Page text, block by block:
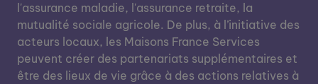
l'assurance maladie, l'assurance retraite, la
mutualité sociale agricole. De plus, à l’initiative des
acteurs locaux, les Maisons France Services
peuvent créer des partenariats supplémentaires et
être des lieux de vie grâce à des actions relatives à